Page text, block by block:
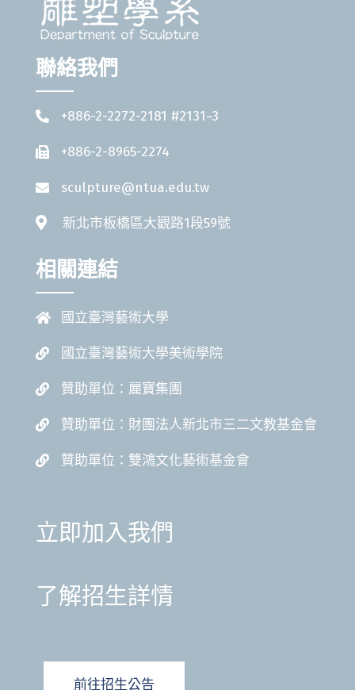
聯絡我們
+886-2-2272-2181 #2131~3
+886-2-8965-2274
sculpture@ntua.edu.tw
新北市板橋區大觀路1段59號
相關連結
國立臺灣藝術大學
國立臺灣藝術大學美術學院
贊助單位：麗寶集團
贊助單位：財團法人新北市三二文教基金會
贊助單位：雙鴻文化藝術基金會
立即加入我們
了解招生詳情
前往招生公告